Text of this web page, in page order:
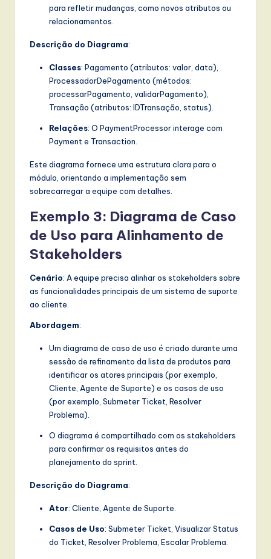
para refletir mudanças, como novos atributos ou
relacionamentos.
Descrição do Diagrama:
Classes: Pagamento (atributos: valor, data),
ProcessadorDePagamento (métodos:
processarPagamento, validarPagamento),
Transação (atributos: IDTransação, status).
Relações: O PaymentProcessor interage com
Payment e Transaction.
Este diagrama fornece uma estrutura clara para o
módulo, orientando a implementação sem
sobrecarregar a equipe com detalhes.
Exemplo 3: Diagrama de Caso
de Uso para Alinhamento de
Stakeholders
Cenário: A equipe precisa alinhar os stakeholders sobre
as funcionalidades principais de um sistema de suporte
ao cliente.
Abordagem:
Um diagrama de caso de uso é criado durante uma
sessão de refinamento da lista de produtos para
identificar os atores principais (por exemplo,
Cliente, Agente de Suporte) e os casos de uso
(por exemplo, Submeter Ticket, Resolver
Problema).
O diagrama é compartilhado com os stakeholders
para confirmar os requisitos antes do
planejamento do sprint.
Descrição do Diagrama:
Ator: Cliente, Agente de Suporte.
Casos de Uso: Submeter Ticket, Visualizar Status
do Ticket, Resolver Problema, Escalar Problema.